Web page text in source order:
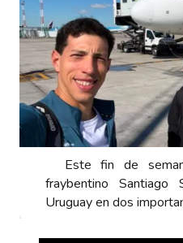
Este fin de
fraybentino Santiago
Uruguay en dos